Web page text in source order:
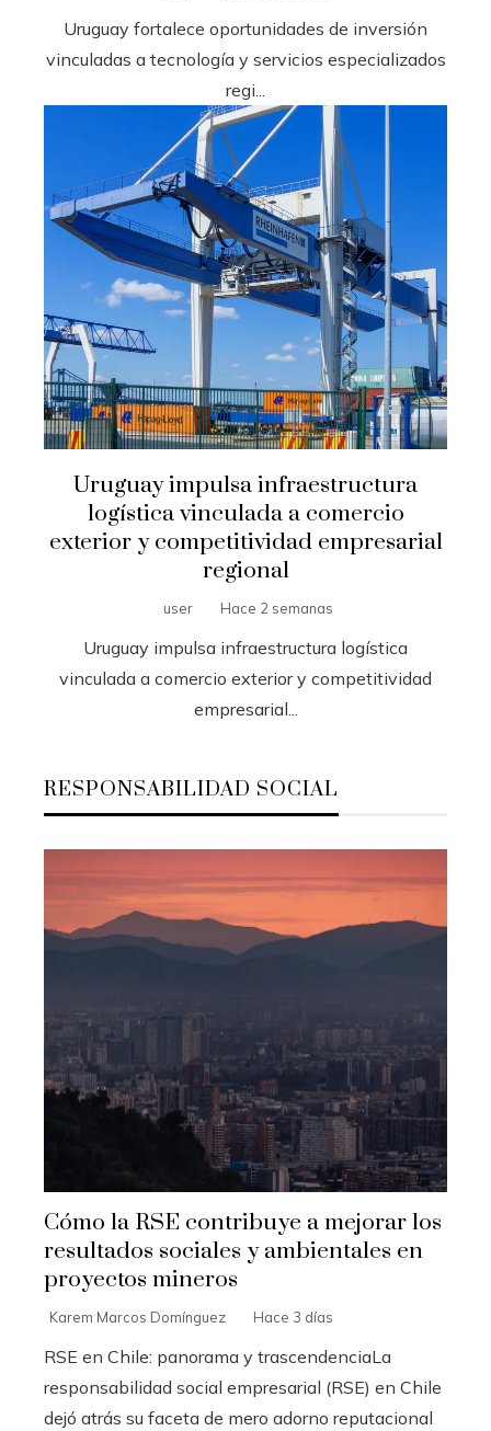
Uruguay fortalece oportunidades de inversión
vinculadas a tecnología y servicios especializados
regi...
Uruguay impulsa infraestructura
logística vinculada a comercio
exterior y competitividad empresarial
regional
user Hace 2 semanas
Uruguay impulsa infraestructura logística
vinculada a comercio exterior y competitividad
empresarial...
RESPONSABILIDAD SOCIAL
Cómo la RSE contribuye a mejorar los
resultados sociales y ambientales en
proyectos mineros
Karem Marcos Domínguez Hace 3 días
RSE en Chile: panorama y trascendenciaLa
responsabilidad social empresarial (RSE) en Chile
dejó atrás su faceta de mero adorno reputacional